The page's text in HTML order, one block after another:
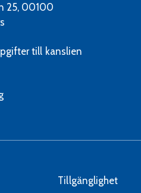
25, 00100
till kanslien
Tillgänglighet